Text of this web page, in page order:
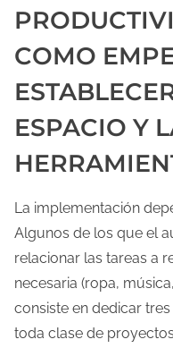
COMO
ESPACIO Y
La implementación
Algunos de los que el
relacionar las tareas a
necesaria (ropa,
consiste en dedicar
toda clase de